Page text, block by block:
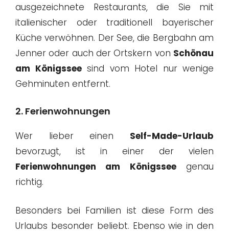
ausgezeichnete Restaurants, die Sie mit
italienischer oder traditionell bayerischer
Küche verwöhnen. Der See, die Bergbahn am
Jenner oder auch der Ortskern von Schönau
am Königsseesind vom Hotel nur wenige
Gehminuten entfernt.
2. Ferienwohnungen
Wer lieber einen Self-Made-Urlaub
bevorzugt, ist in einer der vielen
Ferienwohnungen am Königsseegenau
richtig.
Besonders bei Familien ist diese Form des
Urlaubs besonder beliebt. Ebenso wie in den